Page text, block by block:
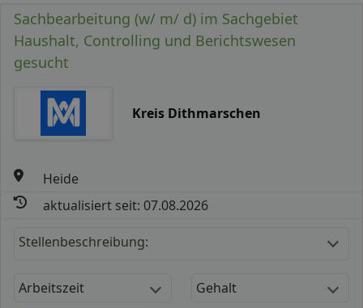
Sachbearbeitung (w/ m/ d) im Sachgebiet
Haushalt, Controlling und Berichtswesen
gesucht
Kreis Dithmarschen
Heide
aktualisiert seit: 07.08.2026
Stellenbeschreibung:
Arbeitszeit Gehalt